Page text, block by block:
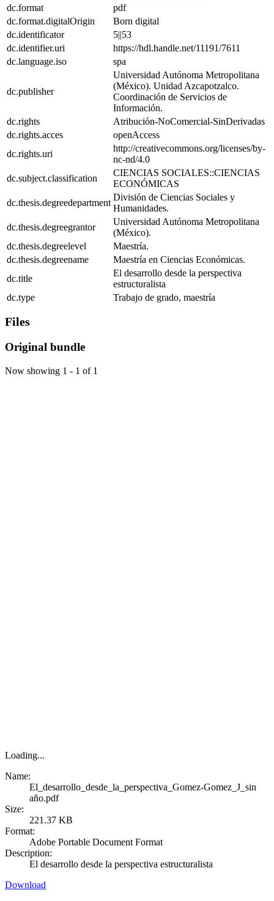
dc.format
pdf
dc.format.digitalOrigin
Born digital
dc.identificator
5||53
dc.identifier.uri
https://hdl.handle.net/11191/7611
dc.language.iso
spa
dc.publisher
Universidad Autónoma Metropolitana
(México). Unidad Azcapotzalco.
Coordinación de Servicios de
Información.
dc.rights
Atribución-NoComercial-SinDerivadas
dc.rights.acces
openAccess
dc.rights.uri
http://creativecommons.org/licenses/by-
nc-nd/4.0
dc.subject.classification
CIENCIAS SOCIALES::CIENCIAS
ECONÓMICAS
dc.thesis.degreedepartment
División de Ciencias Sociales y
Humanidades.
dc.thesis.degreegrantor
Universidad Autónoma Metropolitana
(México).
dc.thesis.degreelevel
Maestría.
dc.thesis.degreename
Maestría en Ciencias Económicas.
dc.title
El desarrollo desde la perspectiva
estructuralista
dc.type
Trabajo de grado, maestría
Files
Original bundle
Now showing 1 - 1 of 1
Loading...
Name:
El_desarrollo_desde_la_perspectiva_Gomez-Gomez_J_sin
año.pdf
Size:
221.37 KB
Format:
Adobe Portable Document Format
Description:
El desarrollo desde la perspectiva estructuralista
Download